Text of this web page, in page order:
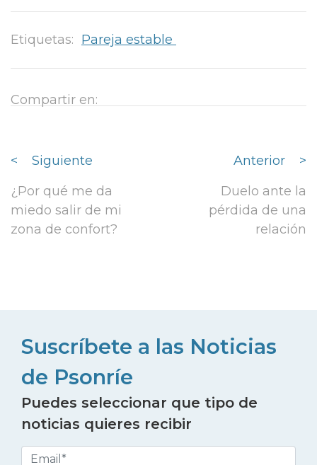
Etiquetas: Pareja estable
Compartir en:
<
Siguiente
¿Por qué me da
miedo salir de mi
zona de confort?
Anterior
>
Duelo ante la
pérdida de una
relación
Suscríbete a las Noticias
de Psonríe
Puedes seleccionar que tipo de
noticias quieres recibir